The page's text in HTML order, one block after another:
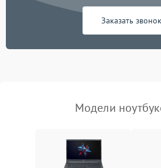
неисправности кулера
пропадание диска
оперативной памяти:
вылеты приложений,
синие экраны
Заказать звонок
Модели